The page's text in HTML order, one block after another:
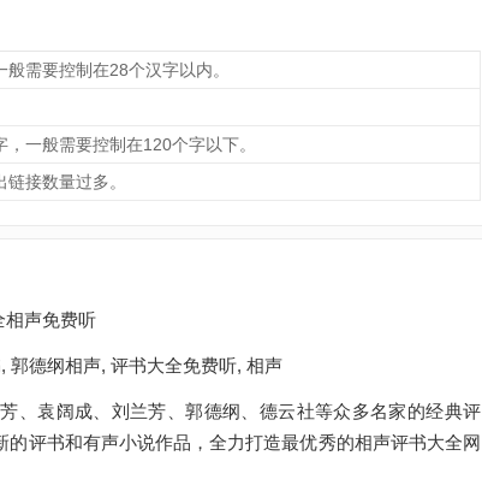
需要控制在28个汉字以内。
，一般需要控制在120个字以下。
链接数量过多。
相声免费听
郭德纲相声, 评书大全免费听, 相声
、袁阔成、刘兰芳、郭德纲、德云社等众多名家的经典评
评书和有声小说作品，全力打造最优秀的相声评书大全网